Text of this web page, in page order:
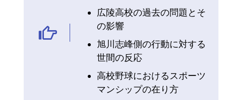
広陵高校の過去の問題とそ
の影響
旭川志峰側の行動に対する
世間の反応
高校野球におけるスポーツ
マンシップの在り方